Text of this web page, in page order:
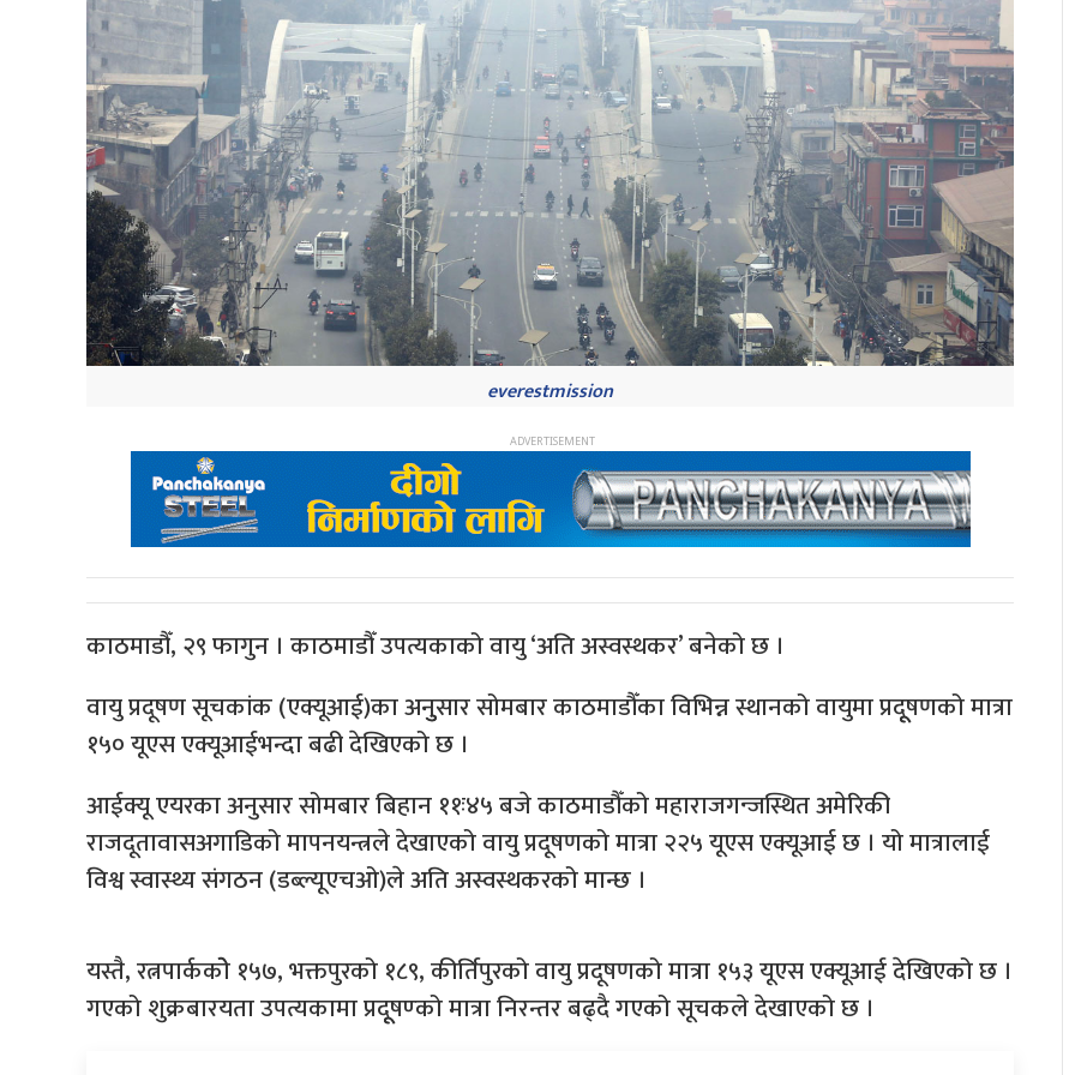
everestmission
काठमाडौँ, २९ फागुन । काठमाडौँ उपत्यकाको वायु ‘अति अस्वस्थकर’ बनेको छ ।
वायु प्रदूषण सूचकांक (एक्यूआई)का अनुुसार सोमबार काठमाडौँका विभिन्न स्थानको वायुमा प्रदूूषणको मात्रा
१५० यूएस एक्यूआईभन्दा बढी देखिएको छ ।
आईक्यू एयरका अनुसार सोमबार बिहान ११ः४५ बजे काठमाडौँको महाराजगन्जस्थित अमेरिकी
राजदूतावासअगाडिको मापनयन्त्रले देखाएको वायु प्रदूषणको मात्रा २२५ यूएस एक्यूआई छ । यो मात्रालाई
विश्व स्वास्थ्य संगठन (डब्ल्यूएचओ)ले अति अस्वस्थकरको मान्छ ।
यस्तै, रत्नपार्ककोे १५७, भक्तपुरको १८९, कीर्तिपुरको वायु प्रदूषणको मात्रा १५३ यूएस एक्यूआई देखिएको छ ।
गएको शुक्रबारयता उपत्यकामा प्रदूूषण्को मात्रा निरन्तर बढ्दै गएको सूचकले देखाएको छ ।